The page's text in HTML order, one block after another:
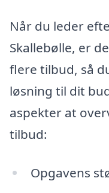
Når du leder
Skallebølle, er
flere tilbud, så
løsning til dit
aspekter at
tilbud:
Opgavens